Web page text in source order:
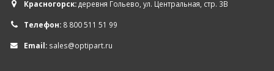
Красногорск:деревня Гольево, ул. Центральная, стр. 3В
Телефон: 8 800 511 51 99
Email: sales@optipart.ru